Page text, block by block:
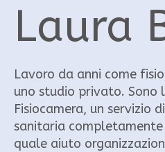
Laura
Lavoro da anni come
uno studio privato. Sono
Fisiocamera, un servizio
sanitaria
quale aiuto